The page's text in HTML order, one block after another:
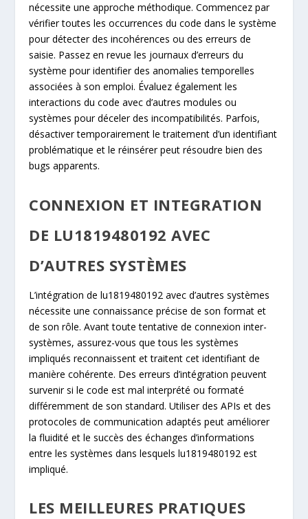
nécessite une approche méthodique. Commencez par
vérifier toutes les occurrences du code dans le système
pour détecter des incohérences ou des erreurs de
saisie. Passez en revue les journaux d’erreurs du
système pour identifier des anomalies temporelles
associées à son emploi. Évaluez également les
interactions du code avec d’autres modules ou
systèmes pour déceler des incompatibilités. Parfois,
désactiver temporairement le traitement d’un identifiant
problématique et le réinsérer peut résoudre bien des
bugs apparents.
CONNEXION ET INTEGRATION
DE LU1819480192 AVEC
D’AUTRES SYSTÈMES
L’intégration de lu1819480192 avec d’autres systèmes
nécessite une connaissance précise de son format et
de son rôle. Avant toute tentative de connexion inter-
systèmes, assurez-vous que tous les systèmes
impliqués reconnaissent et traitent cet identifiant de
manière cohérente. Des erreurs d’intégration peuvent
survenir si le code est mal interprété ou formaté
différemment de son standard. Utiliser des APIs et des
protocoles de communication adaptés peut améliorer
la fluidité et le succès des échanges d’informations
entre les systèmes dans lesquels lu1819480192 est
impliqué.
LES MEILLEURES PRATIQUES